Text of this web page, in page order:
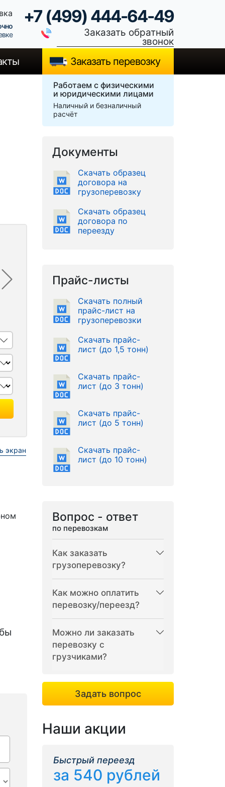
+7 (499) 444-64-49
Заказать обратный
звонок
Заказать перевозку
экран
Работаем с физическими
и юридическими лицами
Наличный и безналичный
расчёт
Документы
Скачать образец
договора на
грузоперевозку
Скачать образец
договора по
переезду
Прайс-листы
Скачать полный
прайс-лист на
грузоперевозки
Скачать прайс-
лист (до 1,5 тонн)
Скачать прайс-
лист (до 3 тонн)
Скачать прайс-
лист (до 5 тонн)
Скачать прайс-
лист (до 10 тонн)
Вопрос - ответ
по перевозкам
Как заказать
грузоперевозку?
Как можно оплатить
перевозку/переезд?
Можно ли заказать
перевозку с
грузчиками?
Задать вопрос
Наши акции
Быстрый переезд
за 540 рублей